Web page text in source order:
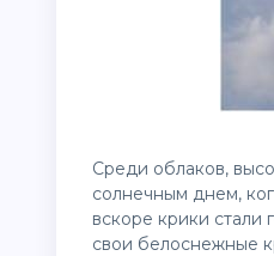
Среди облаков,
солнечным днем,
вскоре крики стали
свои белоснежные